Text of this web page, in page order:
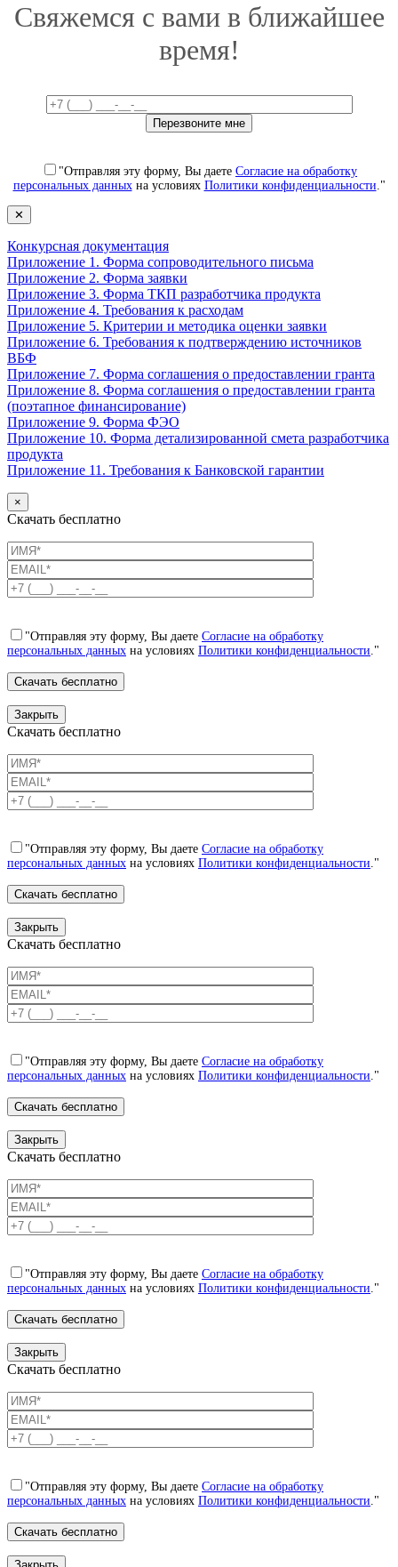
Свяжемся с вами в ближайшее
время!
"Отправляя эту форму, Вы даете Согласие на обработку
персональных данныхна условиях Политики конфиденциальности."
✕
Конкурсная документация
Приложение 1. Форма сопроводительного письма
Приложение 2. Форма заявки
Приложение 3. Форма ТКП разработчика продукта
Приложение 4. Требования к расходам
Приложение 5. Критерии и методика оценки заявки
Приложение 6. Требования к подтверждению источников
ВБФ
Приложение 7. Форма соглашения о предоставлении гранта
Приложение 8. Форма соглашения о предоставлении гранта
(поэтапное финансирование)
Приложение 9. Форма ФЭО
Приложение 10. Форма детализированной смета разработчика
продукта
Приложение 11. Требования к Банковской гарантии
×
Скачать бесплатно
"Отправляя эту форму, Вы даете Согласие на обработку
персональных данных на условиях Политики конфиденциальности."
Закрыть
Скачать бесплатно
"Отправляя эту форму, Вы даете Согласие на обработку
персональных данных на условиях Политики конфиденциальности."
Закрыть
Скачать бесплатно
"Отправляя эту форму, Вы даете Согласие на обработку
персональных данных на условиях Политики конфиденциальности."
Закрыть
Скачать бесплатно
"Отправляя эту форму, Вы даете Согласие на обработку
персональных данных на условиях Политики конфиденциальности."
Закрыть
Скачать бесплатно
"Отправляя эту форму, Вы даете Согласие на обработку
персональных данных на условиях Политики конфиденциальности."